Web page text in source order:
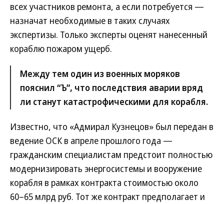
всех участников ремонта, а если потребуется —
назначат необходимые в таких случаях
экспертизы. Только эксперты оценят нанесенный
кораблю пожаром ущерб.
Между тем один из военных моряков
пояснил “Ъ”, что последствия аварии вряд
ли станут катастрофическими для корабля.
Известно, что «Адмирал Кузнецов» был передан в
ведение ОСК в апреле прошлого года —
гражданским специалистам предстоит полностью
модернизировать энергосистемы и вооружение
корабля в рамках контракта стоимостью около
60–65 млрд руб. Тот же контракт предполагает и